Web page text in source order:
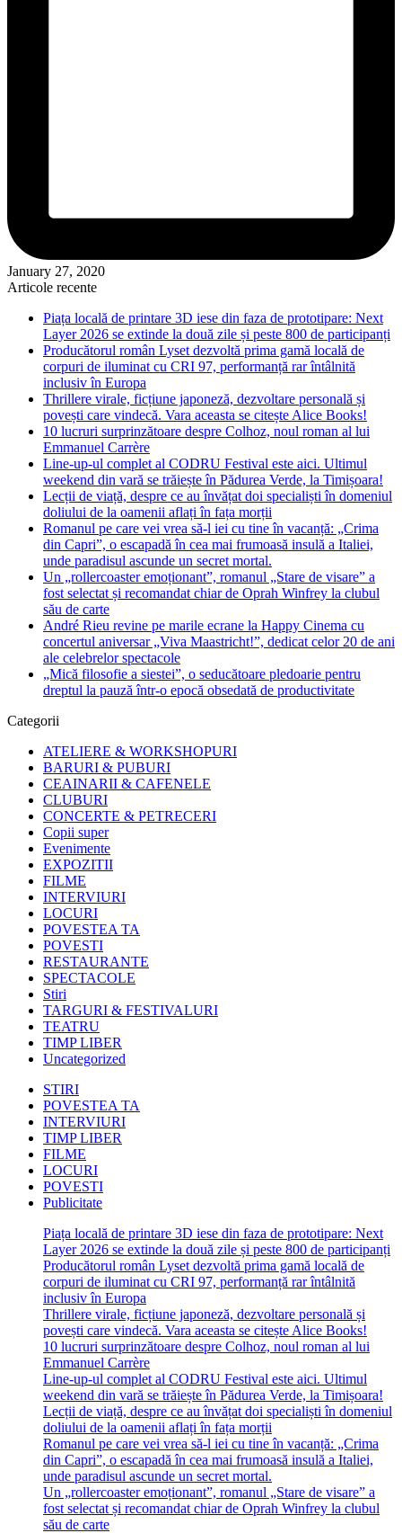
January 27, 2020
Articole recente
Piața locală de printare 3D iese din faza de prototipare: Next
Layer 2026 se extinde la două zile și peste 800 de participanți
Producătorul român Lyset dezvoltă prima gamă locală de
corpuri de iluminat cu CRI 97, performanță rar întâlnită
inclusiv în Europa
Thrillere virale, ficțiune japoneză, dezvoltare personală și
povești care vindecă. Vara aceasta se citește Alice Books!
10 lucruri surprinzătoare despre Colhoz, noul roman al lui
Emmanuel Carrère
Line-up-ul complet al CODRU Festival este aici. Ultimul
weekend din vară se trăiește în Pădurea Verde, la Timișoara!
Lecții de viață, despre ce au învățat doi specialiști în domeniul
doliului de la oamenii aflați în fața morții
Romanul pe care vei vrea să-l iei cu tine în vacanță: „Crima
din Capri”, o escapadă în cea mai frumoasă insulă a Italiei,
unde paradisul ascunde un secret mortal.
Un „rollercoaster emoționant”, romanul „Stare de visare” a
fost selectat și recomandat chiar de Oprah Winfrey la clubul
său de carte
André Rieu revine pe marile ecrane la Happy Cinema cu
concertul aniversar „Viva Maastricht!”, dedicat celor 20 de ani
ale celebrelor spectacole
„Mică filosofie a siestei”, o seducătoare pledoarie pentru
dreptul la pauză într-o epocă obsedată de productivitate
Categorii
ATELIERE & WORKSHOPURI
BARURI & PUBURI
CEAINARII & CAFENELE
CLUBURI
CONCERTE & PETRECERI
Copii super
Evenimente
EXPOZITII
FILME
INTERVIURI
LOCURI
POVESTEA TA
POVESTI
RESTAURANTE
SPECTACOLE
Stiri
TARGURI & FESTIVALURI
TEATRU
TIMP LIBER
Uncategorized
STIRI
POVESTEA TA
INTERVIURI
TIMP LIBER
FILME
LOCURI
POVESTI
Publicitate
Piața locală de printare 3D iese din faza de prototipare: Next
Layer 2026 se extinde la două zile și peste 800 de participanți
Producătorul român Lyset dezvoltă prima gamă locală de
corpuri de iluminat cu CRI 97, performanță rar întâlnită
inclusiv în Europa
Thrillere virale, ficțiune japoneză, dezvoltare personală și
povești care vindecă. Vara aceasta se citește Alice Books!
10 lucruri surprinzătoare despre Colhoz, noul roman al lui
Emmanuel Carrère
Line-up-ul complet al CODRU Festival este aici. Ultimul
weekend din vară se trăiește în Pădurea Verde, la Timișoara!
Lecții de viață, despre ce au învățat doi specialiști în domeniul
doliului de la oamenii aflați în fața morții
Romanul pe care vei vrea să-l iei cu tine în vacanță: „Crima
din Capri”, o escapadă în cea mai frumoasă insulă a Italiei,
unde paradisul ascunde un secret mortal.
Un „rollercoaster emoționant”, romanul „Stare de visare” a
fost selectat și recomandat chiar de Oprah Winfrey la clubul
său de carte